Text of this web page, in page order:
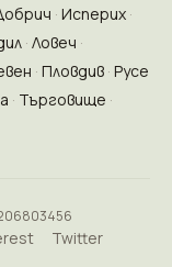
Исперих
Ловеч
Пловдив Русе
Търговище
Twitter